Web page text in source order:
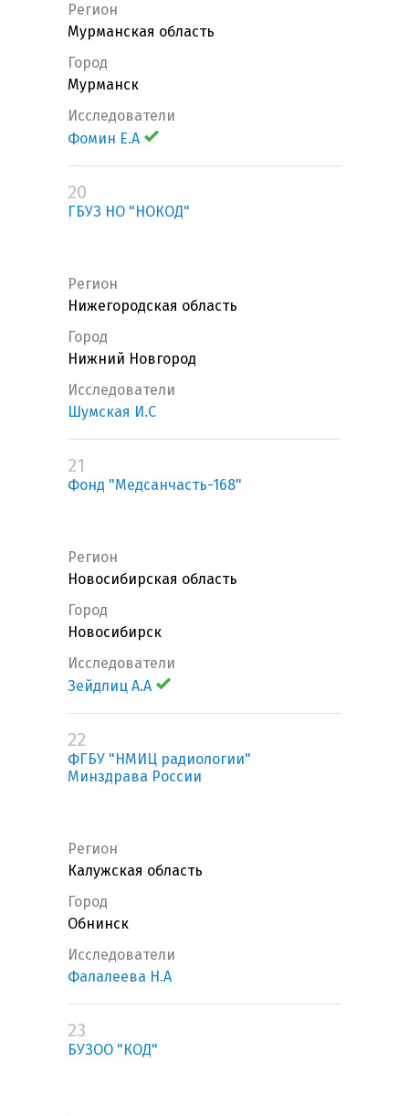
Регион
Мурманская область
Город
Мурманск
Исследователи
Фомин Е.А
20
ГБУЗ НО "НОКОД"
Регион
Нижегородская область
Город
Нижний Новгород
Исследователи
Шумская И.С
21
Фонд "Медсанчасть-168"
Регион
Новосибирская область
Город
Новосибирск
Исследователи
Зейдлиц А.А
22
ФГБУ "НМИЦ радиологии"
Минздрава России
Регион
Калужская область
Город
Обнинск
Исследователи
Фалалеева Н.А
23
БУЗОО "КОД"